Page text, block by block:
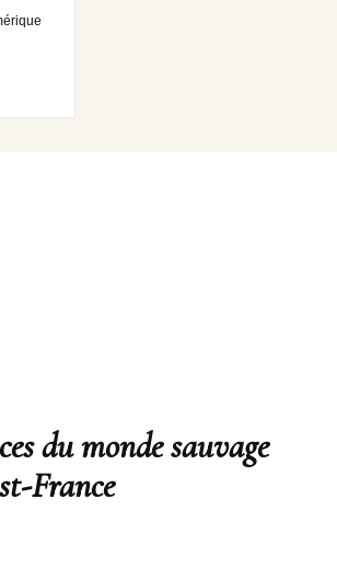
du monde sauvage
France